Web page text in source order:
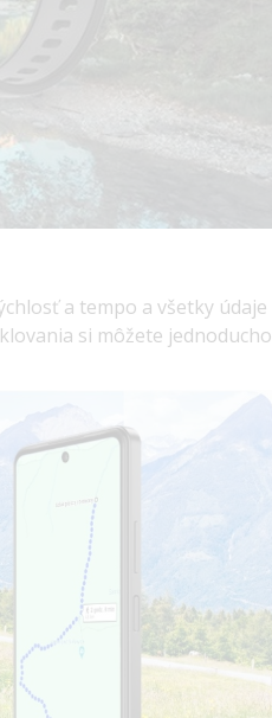
a tempo a všetky údaje
si môžete jednoducho